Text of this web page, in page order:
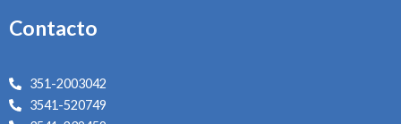
a
r
a
b
o
k
Contacto
351-2003042
3541-520749